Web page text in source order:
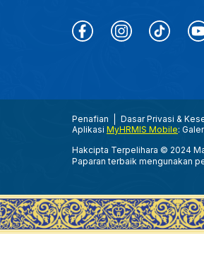
Penafian Dasar Privasi &
Aplikasi MyHRMIS Mobile:
Hakcipta Terpelihara © 2024
Paparan terbaik mengunakan